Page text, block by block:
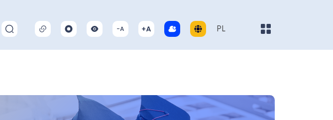
Pokaż/ukryj wyszukiwarkę PL Pokaż/ukryj menu